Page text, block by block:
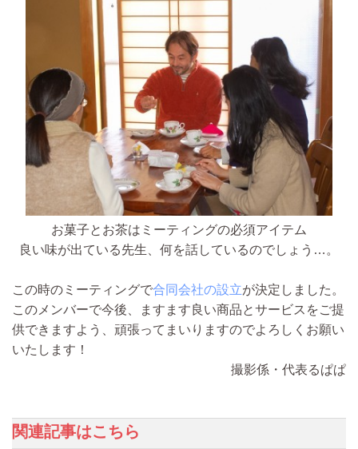
お菓子とお茶はミーティングの必須アイテム
良い味が出ている先生、何を話しているのでしょう…。
この時のミーティングで合同会社の設立が決定しました。
このメンバーで今後、ますます良い商品とサービスをご提
供できますよう、頑張ってまいりますのでよろしくお願い
いたします！
撮影係・代表るぱぱ
関連記事はこちら